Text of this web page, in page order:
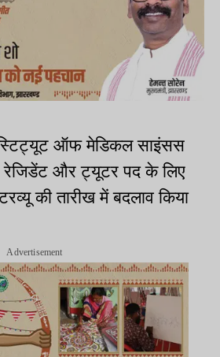
ऑफ मेडिकल साइंसस
रेजिडेंट और ट्यूटर पद के लिए
की तारीख में बदलाव किया
Advertisement